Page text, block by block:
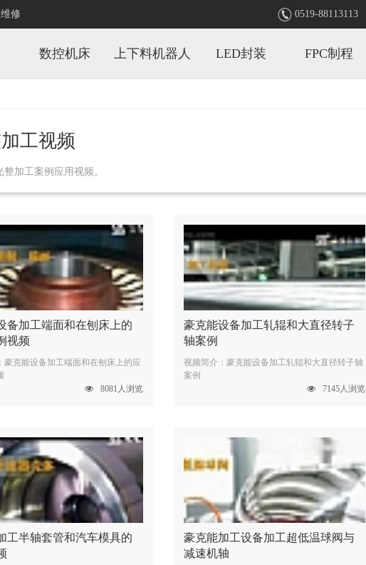
修  0519-88113113
数控机床 上下料机器人 LED封装 FPC制程
工视频
整加工案例应用视频。
备加工端面和在刨床上的
视频
豪克能设备加工端面和在刨床上的应
8081人浏览
豪克能设备加工轧辊和大直径转子
轴案例
视频简介：豪克能设备加工轧辊和大直径转子轴
案例
7145人浏览
工半轴套管和汽车模具的
豪克能加工设备加工超低温球阀与
减速机轴